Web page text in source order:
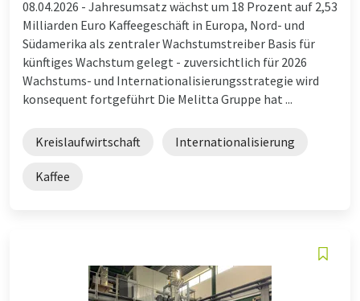
08.04.2026 - Jahresumsatz wächst um 18 Prozent auf 2,53
Milliarden Euro Kaffeegeschäft in Europa, Nord- und
Südamerika als zentraler Wachstumstreiber Basis für
künftiges Wachstum gelegt - zuversichtlich für 2026
Wachstums- und Internationalisierungsstrategie wird
konsequent fortgeführt Die Melitta Gruppe hat ...
Kreislaufwirtschaft Internationalisierung
Kaffee